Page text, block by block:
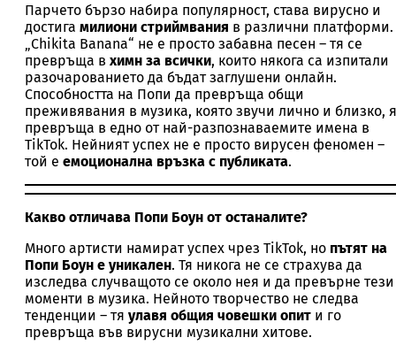
Парчето бързо набира популярност, става вирусно и
достига милиони стриймвания в различни платформи.
„Chikita Banana“ не е просто забавна песен – тя се
превръща в химн за всички, които някога са изпитали
разочарованието да бъдат заглушени онлайн.
Способността на Попи да превръща общи
преживявания в музика, която звучи лично и близко, я
превръща в едно от най-разпознаваемите имена в
TikTok. Нейният успех не е просто вирусен феномен –
той е емоционална връзка с публиката.
Какво отличава Попи Боун от останалите?
Много артисти намират успех чрез TikTok, но пътят на
Попи Боун е уникален. Тя никога не се страхува да
изследва случващото се около нея и да превърне тези
моменти в музика. Нейното творчество не следва
тенденции – тя улавя общия човешки опит и го
превръща във вирусни музикални хитове.